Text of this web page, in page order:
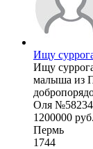
Ищу
Ищу
малыша из
Оля №58234
1200000 руб.
Пермь
1744